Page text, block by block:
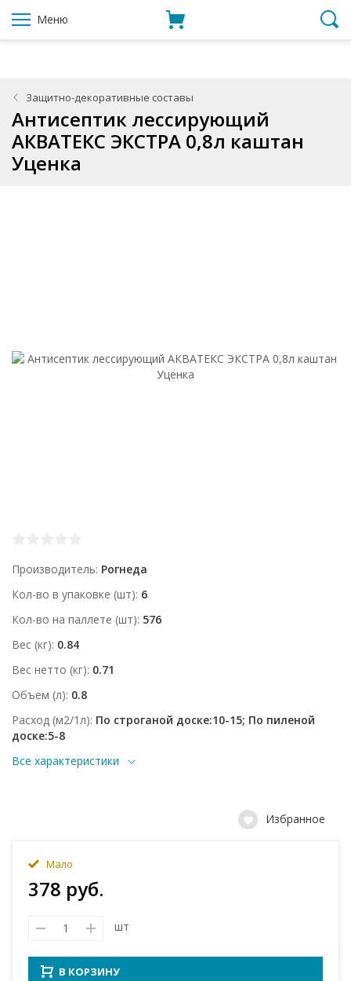
Меню
Защитно-декоративные составы
Антисептик лессирующий
АКВАТЕКС ЭКСТРА 0,8л каштан
Уценка
Производитель Рогнеда
Кол-во в упаковке (шт) 6
Кол-во на паллете (шт) 576
Вес (кг) 0.84
Вес нетто (кг) 0.71
Объем (л) 0.8
Расход (м2/1л) По строганой доске:10-15; По пиленой
доске:5-8
Все характеристики
Избранное
Мало
378 руб.
шт
В КОРЗИНУ